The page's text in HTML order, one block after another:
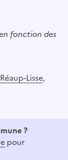
fonction des
Réaup-Lisse,
?
pour